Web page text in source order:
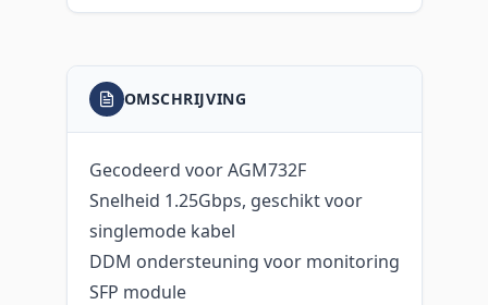
OMSCHRIJVING
Gecodeerd voor AGM732F
Snelheid 1.25Gbps, geschikt voor
singlemode kabel
DDM ondersteuning voor monitoring
SFP module